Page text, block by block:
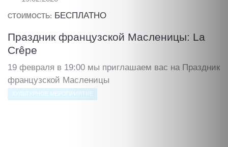
СТОИМОСТЬ: БЕСПЛАТНО
Праздник французской Масленицы: La
Crêpe
19 февраля в 19:00 мы приглашаем вас на Праздник
французской Масленицы
КУЛЬТУРНОЕ МЕРОПРИЯТИЕ